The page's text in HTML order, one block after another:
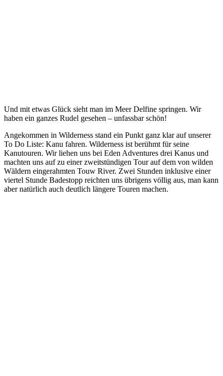
Und mit etwas Glück sieht man im Meer Delfine springen. Wir
haben ein ganzes Rudel gesehen – unfassbar schön!
Angekommen in Wilderness stand ein Punkt ganz klar auf unserer
To Do Liste: Kanu fahren. Wilderness ist berühmt für seine
Kanutouren. Wir liehen uns bei Eden Adventures drei Kanus und
machten uns auf zu einer zweitstündigen Tour auf dem von wilden
Wäldern eingerahmten Touw River. Zwei Stunden inklusive einer
viertel Stunde Badestopp reichten uns übrigens völlig aus, man kann
aber natürlich auch deutlich längere Touren machen.